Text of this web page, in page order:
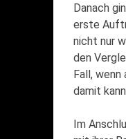
Danach
erste
nicht nur
den
Fall,
damit
Im